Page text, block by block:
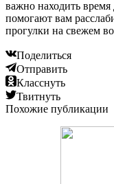
важно находить время
помогают вам
прогулки на свежем
Поделиться
Отправить
Класснуть
Твитнуть
Похожие публикации